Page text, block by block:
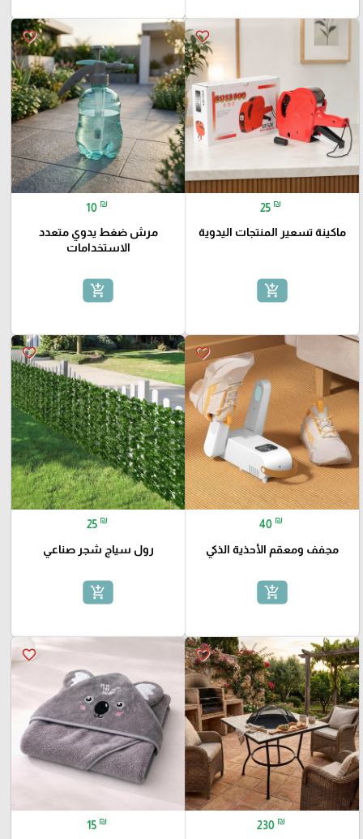
favorite_border
25 ₪
ماكينة تسعير المنتجات اليدوية
add_shopping_cart
favorite_border
10 ₪
مرش ضغط يدوي متعدد
الاستخدامات
add_shopping_cart
favorite_border
40 ₪
مجفف ومعقم الأحذية الذكي
add_shopping_cart
favorite_border
25 ₪
رول سياج شجر صناعي
add_shopping_cart
favorite_border
230 ₪
favorite_border
15 ₪